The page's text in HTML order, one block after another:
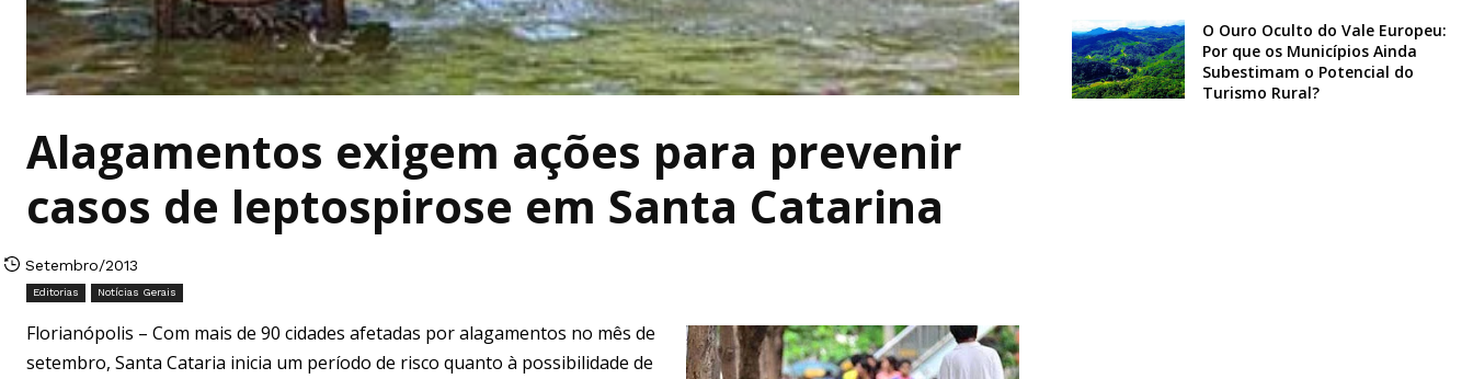
Alagamentos exigem ações para prevenir
casos de leptospirose em Santa Catarina
Setembro/2013
Editorias Notícias Gerais
Florianópolis – Com mais de 90 cidades afetadas por alagamentos no mês de
setembro, Santa Cataria inicia um período de risco quanto à possibilidade de
O Ouro Oculto do Vale Europeu:
Por que os Municípios Ainda
Subestimam o Potencial do
Turismo Rural?